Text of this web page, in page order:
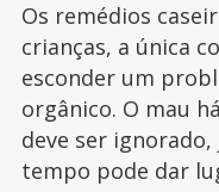
Os remédios
crianças, a única
esconder um
orgânico. O mau
deve ser
tempo pode dar